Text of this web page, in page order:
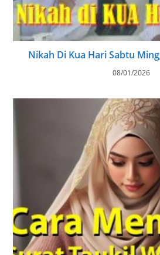
Nikah Di Kua Hari Sabtu
08/01/2026